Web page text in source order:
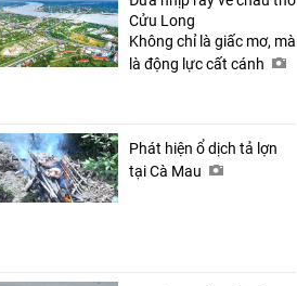
Cửu Long
Không chỉ là giấc mơ, mà
là động lực cất cánh
Phát hiện ổ dịch tả lợn
tại Cà Mau